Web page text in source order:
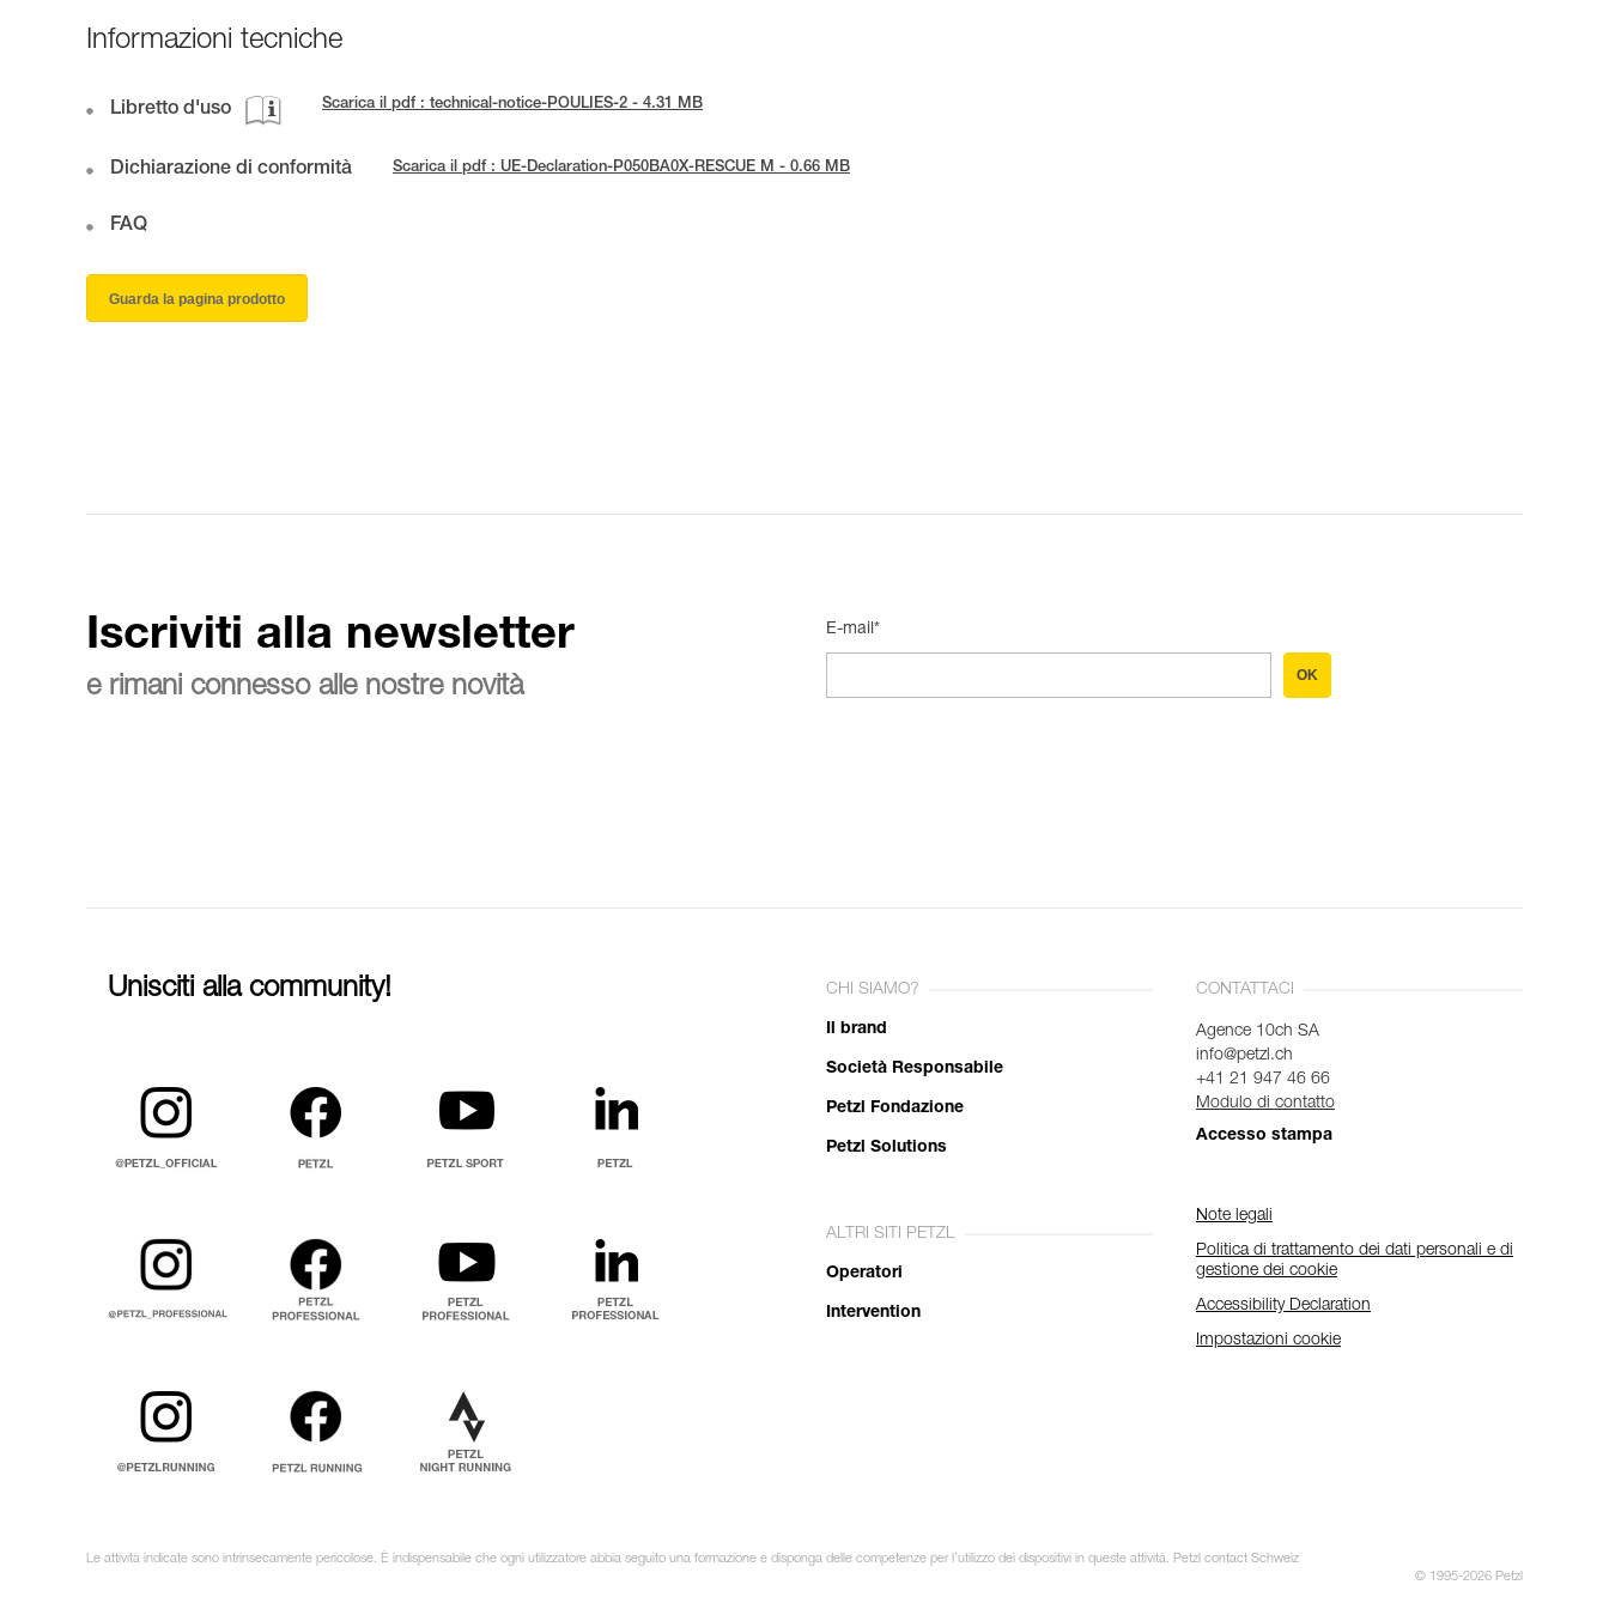
Informazioni tecniche
Libretto d'uso Scarica il pdf : technical-notice-POULIES-2 - 4.31 MB
Dichiarazione di conformità Scarica il pdf : UE-Declaration-P050BA0X-RESCUE M - 0.66 MB
FAQ
Guarda la pagina prodotto
Iscriviti alla newsletter
e rimani connesso alle nostre novità
E-mail*
OK
Unisciti alla community! CHI SIAMO?
Il brand
Società Responsabile
Petzl Fondazione
Petzl Solutions
ALTRI SITI PETZL
Operatori
Intervention
CONTATTACI
Agence 10ch SA
info@petzl.ch
+41 21 947 46 66
Modulo di contatto
Accesso stampa
Note legali
Politica di trattamento dei dati personali e di
gestione dei cookie
Accessibility Declaration
Impostazioni cookie
Le attività indicate sono intrinsecamente pericolose. È indispensabile che ogni utilizzatore abbia seguito una formazione e disponga delle competenze per l’utilizzo dei dispositivi in queste attività. Petzl contact Schweiz
© 1995-2026 Petzl